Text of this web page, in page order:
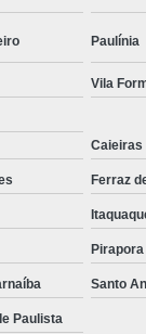
Paulínia
Vila
Caieiras
Ferraz
Santo
Paulista